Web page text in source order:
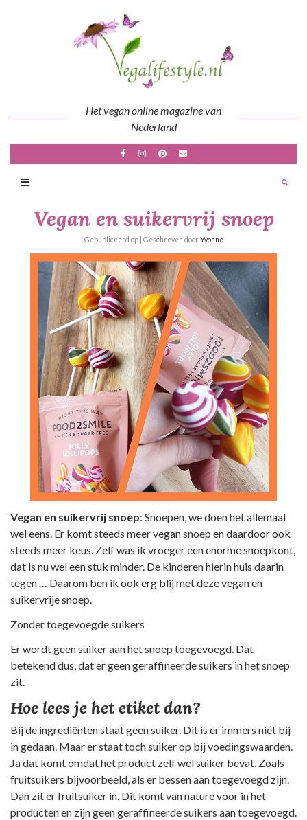
Het vegan online magazine van
Nederland
Vegan en suikervrij snoep
Gepubliceerd op | Geschreven door Yvonne
Vegan en suikervrij snoep: Snoepen, we doen het allemaal
wel eens. Er komt steeds meer vegan snoep en daardoor ook
steeds meer keus. Zelf was ik vroeger een enorme snoepkont,
dat is nu wel een stuk minder. De kinderen hierin huis daarin
tegen … Daarom ben ik ook erg blij met deze vegan en
suikervrije snoep.
Zonder toegevoegde suikers
Er wordt geen suiker aan het snoep toegevoegd. Dat
betekend dus, dat er geen geraffineerde suikers in het snoep
zit.
Hoe lees je het etiket dan?
Bij de ingrediënten staat geen suiker. Dit is er immers niet bij
in gedaan. Maar er staat toch suiker op bij voedingswaarden.
Ja dat komt omdat het product zelf wel suiker bevat. Zoals
fruitsuikers bijvoorbeeld, als er bessen aan toegevoegd zijn.
Dan zit er fruitsuiker in. Dit komt van nature voor in het
producten en zijn geen geraffineerde suikers aan toegevoegd.